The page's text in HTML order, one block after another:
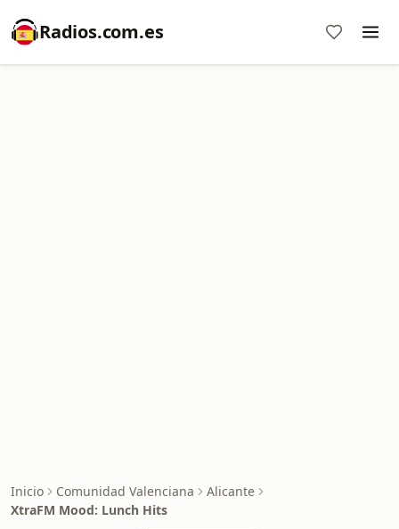
Radios.com.es
Inicio Comunidad Valenciana
Alicante
XtraFM Mood: Lunch Hits